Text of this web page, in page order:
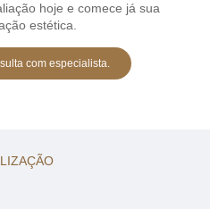
hoje e comece já sua
estética.
com especialista.